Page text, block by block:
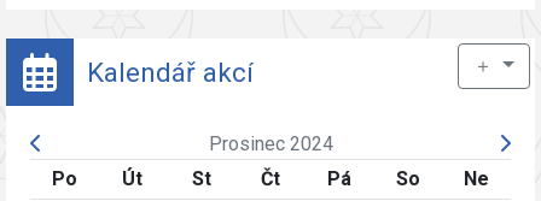
Kalendář akcí ＋
Prosinec 2024
Po
Út St Čt Pá So
Ne